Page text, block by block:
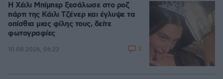
Η Χέιλι Μπίμπερ ξεσάλωσε στο ροζ
πάρτι της Κάιλι Τζένερ και έγλυψε τα
οπίσθια μιας φίλης τους, δείτε
φωτογραφίες
10.08.2026, 06:22 3